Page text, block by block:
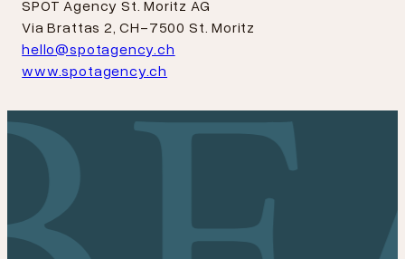
SPOT Agency St. Moritz AG
Via Brattas 2, CH-7500 St. Moritz
hello@spotagency.ch
www.spotagency.ch